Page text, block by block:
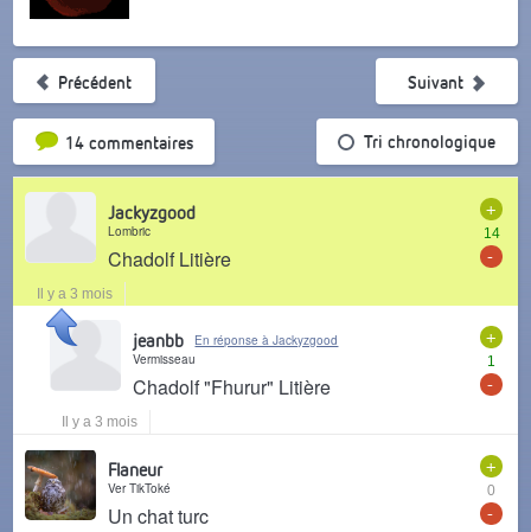
Précédent
14 commentairesTri par popularité Tri chronologique
Suivant
+
14
-
Jackyzgood
Lombric
Chadolf Litière
Il y a 3 mois
+
1
-
jeanbb
En réponse à Jackyzgood
Vermisseau
Chadolf "Fhurur" Litière
Il y a 3 mois
+
0
-
Flaneur
Ver TikToké
Un chat turc